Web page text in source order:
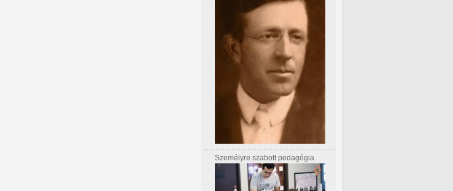
Személyre szabott pedagógia